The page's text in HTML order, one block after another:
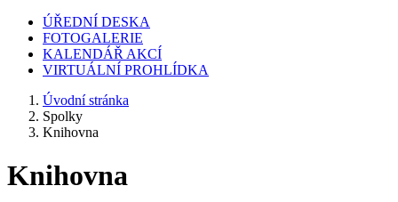
ÚŘEDNÍ DESKA
FOTOGALERIE
KALENDÁŘ AKCÍ
VIRTUÁLNÍ PROHLÍDKA
Úvodní stránka
Spolky
Knihovna
Knihovna